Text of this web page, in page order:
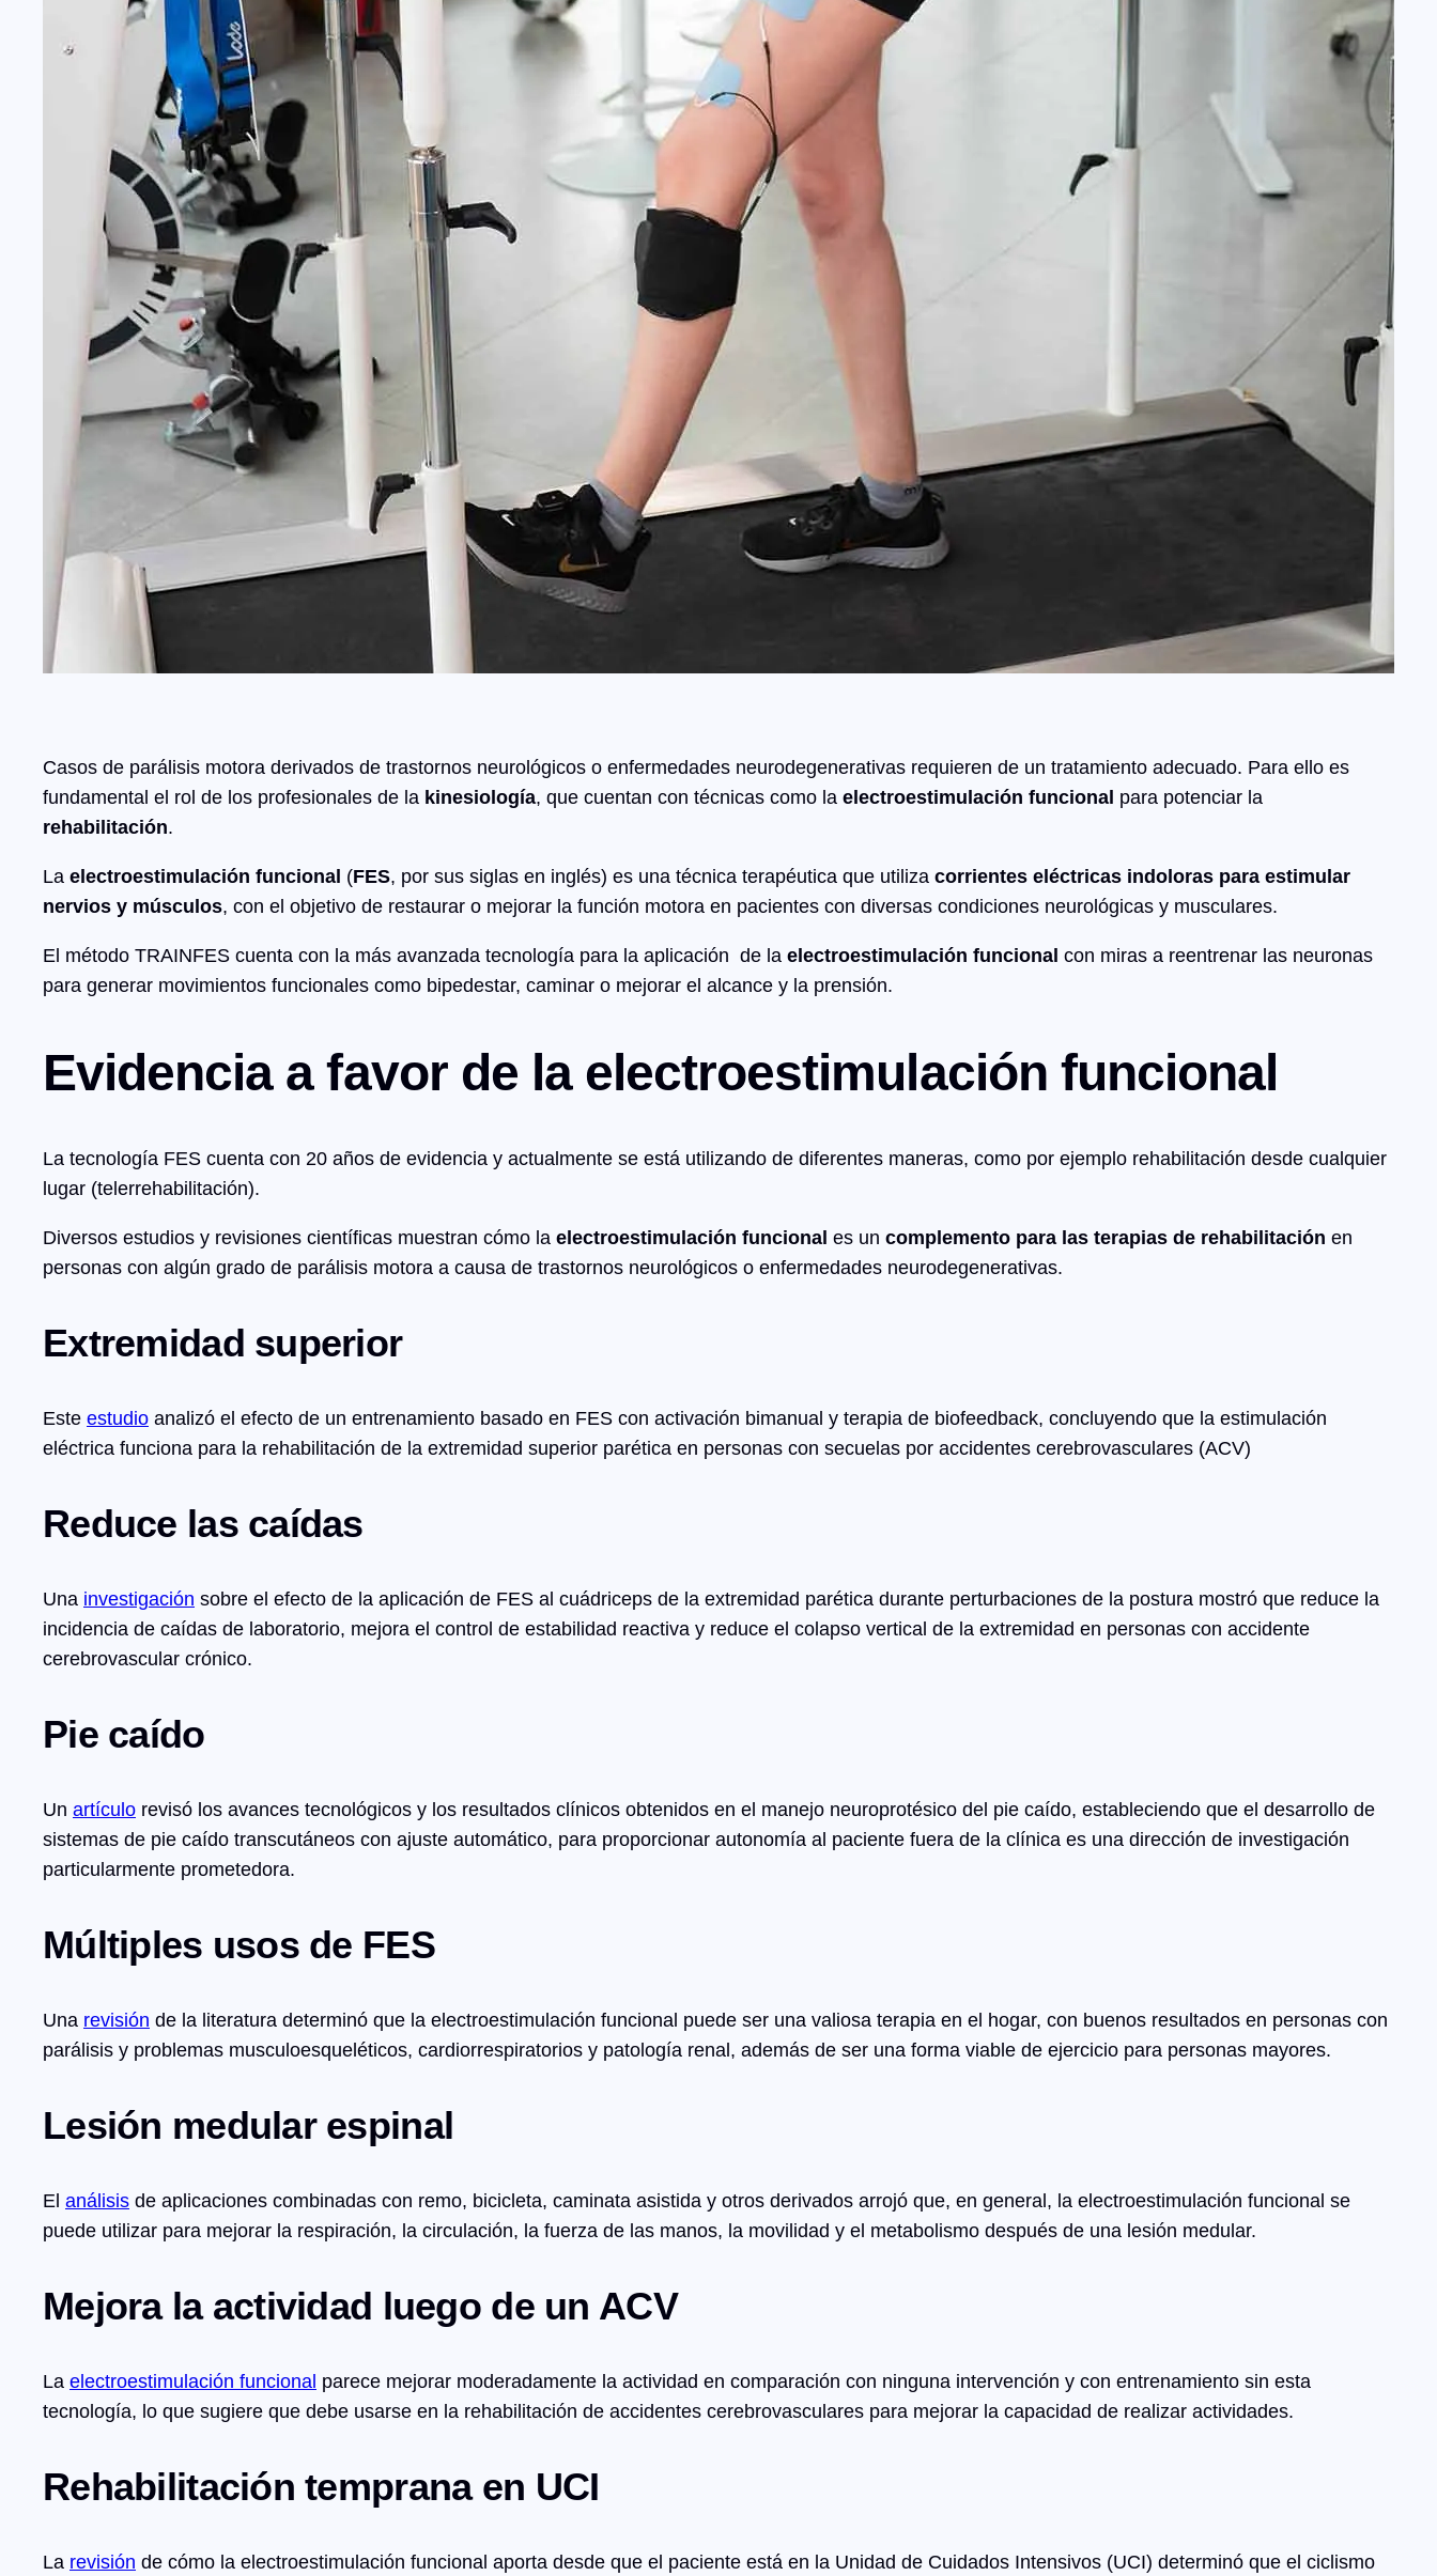
Casos de parálisis motora derivados de trastornos neurológicos o enfermedades neurodegenerativas requieren de un tratamiento adecuado. Para ello es
fundamental el rol de los profesionales de la kinesiología, que cuentan con técnicas como la electroestimulación funcional para potenciar la
rehabilitación.
La electroestimulación funcional (FES, por sus siglas en inglés) es una técnica terapéutica que utiliza corrientes eléctricas indoloras para estimular
nervios y músculos, con el objetivo de restaurar o mejorar la función motora en pacientes con diversas condiciones neurológicas y musculares.
El método TRAINFES cuenta con la más avanzada tecnología para la aplicación de la electroestimulación funcional con miras a reentrenar las neuronas
para generar movimientos funcionales como bipedestar, caminar o mejorar el alcance y la prensión.
Evidencia a favor de la electroestimulación funcional
La tecnología FES cuenta con 20 años de evidencia y actualmente se está utilizando de diferentes maneras, como por ejemplo rehabilitación desde cualquier
lugar (telerrehabilitación).
Diversos estudios y revisiones científicas muestran cómo la electroestimulación funcional es un complemento para las terapias de rehabilitación en
personas con algún grado de parálisis motora a causa de trastornos neurológicos o enfermedades neurodegenerativas.
Extremidad superior
Este estudio analizó el efecto de un entrenamiento basado en FES con activación bimanual y terapia de biofeedback, concluyendo que la estimulación
eléctrica funciona para la rehabilitación de la extremidad superior parética en personas con secuelas por accidentes cerebrovasculares (ACV)
Reduce las caídas
Una investigación sobre el efecto de la aplicación de FES al cuádriceps de la extremidad parética durante perturbaciones de la postura mostró que reduce la
incidencia de caídas de laboratorio, mejora el control de estabilidad reactiva y reduce el colapso vertical de la extremidad en personas con accidente
cerebrovascular crónico.
Pie caído
Un artículo revisó los avances tecnológicos y los resultados clínicos obtenidos en el manejo neuroprotésico del pie caído, estableciendo que el desarrollo de
sistemas de pie caído transcutáneos con ajuste automático, para proporcionar autonomía al paciente fuera de la clínica es una dirección de investigación
particularmente prometedora.
Múltiples usos de FES
Una revisión de la literatura determinó que la electroestimulación funcional puede ser una valiosa terapia en el hogar, con buenos resultados en personas con
parálisis y problemas musculoesqueléticos, cardiorrespiratorios y patología renal, además de ser una forma viable de ejercicio para personas mayores.
Lesión medular espinal
El análisis de aplicaciones combinadas con remo, bicicleta, caminata asistida y otros derivados arrojó que, en general, la electroestimulación funcional se
puede utilizar para mejorar la respiración, la circulación, la fuerza de las manos, la movilidad y el metabolismo después de una lesión medular.
Mejora la actividad luego de un ACV
La electroestimulación funcional parece mejorar moderadamente la actividad en comparación con ninguna intervención y con entrenamiento sin esta
tecnología, lo que sugiere que debe usarse en la rehabilitación de accidentes cerebrovasculares para mejorar la capacidad de realizar actividades.
Rehabilitación temprana en UCI
La revisión de cómo la electroestimulación funcional aporta desde que el paciente está en la Unidad de Cuidados Intensivos (UCI) determinó que el ciclismo